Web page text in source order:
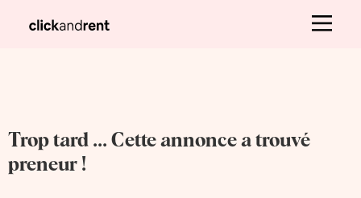
Trop tard ... Cette annonce a trouvé
preneur !